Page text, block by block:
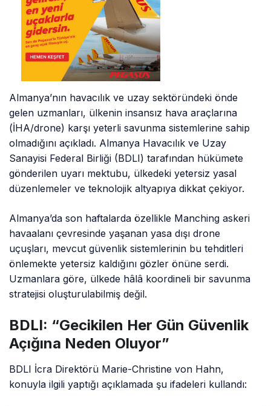
Almanya’nın havacılık ve uzay sektöründeki önde
gelen uzmanları, ülkenin insansız hava araçlarına
(İHA/drone) karşı yeterli savunma sistemlerine sahip
olmadığını açıkladı. Almanya Havacılık ve Uzay
Sanayisi Federal Birliği (BDLI) tarafından hükümete
gönderilen uyarı mektubu, ülkedeki yetersiz yasal
düzenlemeler ve teknolojik altyapıya dikkat çekiyor.
Almanya’da son haftalarda özellikle Manching askeri
havaalanı çevresinde yaşanan yasa dışı drone
uçuşları, mevcut güvenlik sistemlerinin bu tehditleri
önlemekte yetersiz kaldığını gözler önüne serdi.
Uzmanlara göre, ülkede hâlâ koordineli bir savunma
stratejisi oluşturulabilmiş değil.
BDLI: “Gecikilen Her Gün Güvenlik
Açığına Neden Oluyor”
BDLI İcra Direktörü Marie-Christine von Hahn,
konuyla ilgili yaptığı açıklamada şu ifadeleri kullandı: